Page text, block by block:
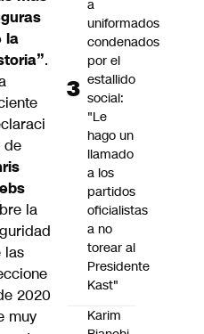
la
.
de
la
las
2020
muy
a
uniformados
condenados
por el
estallido
social:
"Le
hago un
llamado
a los
partidos
oficialistas
a no
torear al
Presidente
Kast"
Karim